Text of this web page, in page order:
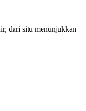
dari situ menunjukkan